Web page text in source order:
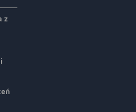
z